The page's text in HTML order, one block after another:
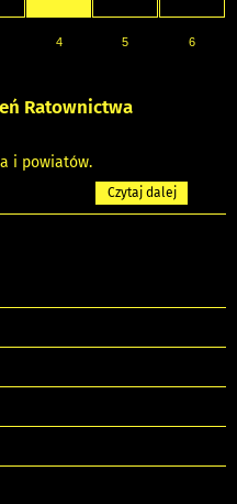
4 5 6
Ratownictwa
i powiatów.
Czytaj dalej